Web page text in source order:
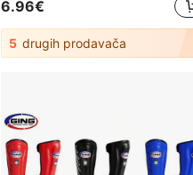
6.96€
5 drugih prodavača